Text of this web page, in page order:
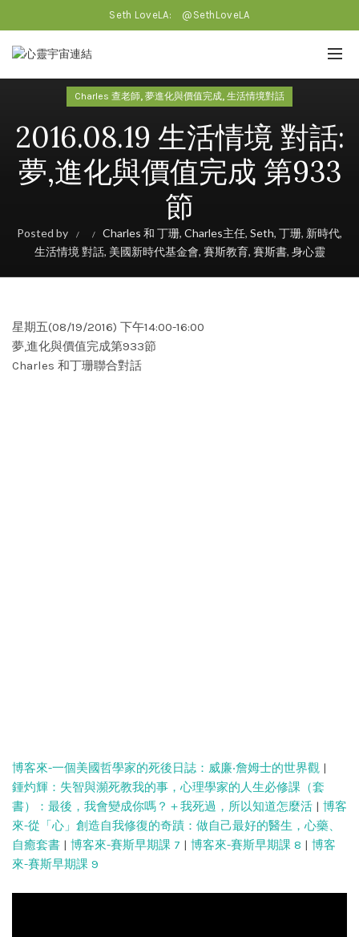
Seth LoveLA: @SethLoveLA
Charles 查老師, 夢進化與價值完成, 生活情境對話
2016.08.19 生活情境 對話:
夢,進化與價值完成 第933
節
Posted by Charles 和 丁珊, Charles主任, Seth, 丁珊, 新時代,
生活情境 對話, 美國新時代基金會, 賽斯教育, 賽斯書, 身心靈
星期五(08/19/2016) 下午14:00-16:00
夢,進化與價值完成第933節
Charles 和丁珊聯合對話
博客來-一個美國哲學家的死後日誌：威廉‧詹姆士的世界觀 |
鍾灼輝：失智與瀕死教我的事，心理學家的人生必修課（套
書）：最後，我會變成你嗎？＋我死過，所以知道怎麼活 | 博客
來-從「心」創造自我修復的奇蹟：做自己最好的醫生，心藥、
自癒套書 | 博客來-賽斯早期課 7 | 博客來-賽斯早期課 8 | 博客
來-賽斯早期課 9